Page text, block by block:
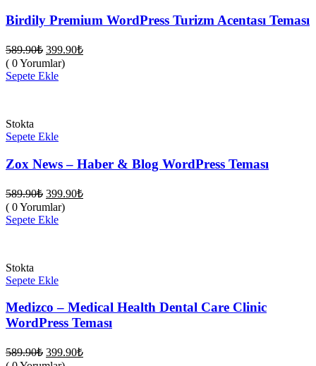
Birdily Premium WordPress Turizm Acentası Teması
589.90₺ Orijinal
fiyat:
589.90₺.
399.90₺Şu
( 0 Yorumlar)
Sepete Ekle
Stokta
Sepete Ekle
Zox News – Haber & Blog WordPress Teması
589.90₺ Orijinal
fiyat:
589.90₺.
399.90₺Şu
( 0 Yorumlar)
Sepete Ekle
Stokta
Sepete Ekle
Medizco – Medical Health Dental Care Clinic
WordPress Teması
589.90₺ Orijinal
fiyat:
399.90₺Şu